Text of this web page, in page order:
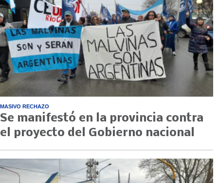
MASIVO RECHAZO
Se manifestó en la provincia contra
el proyecto del Gobierno nacional